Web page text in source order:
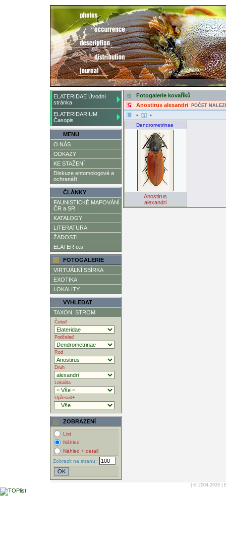
ELATERIDAE Úvodní
stránka
ELATERIDARIUM
Časopis
MENU
O NÁS
ODKAZY
KE STAŽENÍ
Diskuze entomologové a
ochranáři
ČLÁNKY
FAUNISTICKÉ MAPOVÁNÍ
ČR a SR
KATALOGY
LITERATURA
ŽÁDOSTI
ELATER o.s.
FOTOGALERIE
VIRTUÁLNÍ SBÍRKA
EXOTIKA
LOKALITY
VYHLEDAT
TAXON. STROM
Čeleď
Podčeleď
Rod
Druh
Lokalita
Upřesnit+
ZOBRAZENÍ
List
Náhled
Náhled + detail
Zobrazit na stranu:
Fotogalerie kovaříků
Anostirus alexandri
POČET
• [1] •
Dendrometrinae
Anostirus
alexandri
| © 2004-2026 |